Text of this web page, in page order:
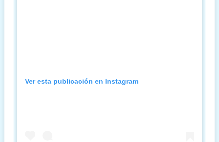
Ver esta publicación en Instagram